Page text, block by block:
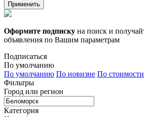
Применить
Оформите подписку на поиск и
объявления по Вашим параметрам
Подписаться
По умолчанию
По умолчанию По новизне По стоимости
Фильтры
Город или регион
Категория